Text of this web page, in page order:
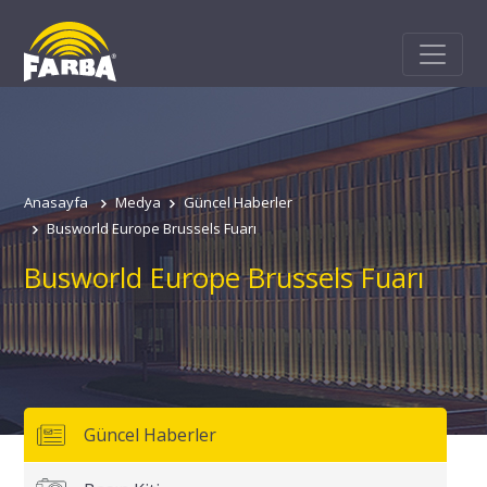
Anasayfa Medya
Güncel Haberler
Busworld Europe Brussels Fuarı
Busworld Europe Brussels Fuarı
Güncel Haberler
Adınız
Soyadınız